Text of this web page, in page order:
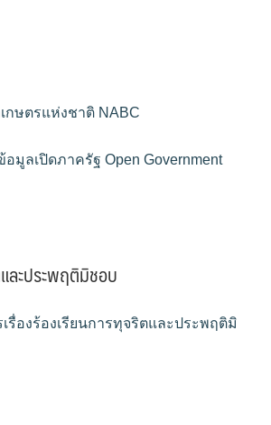
กษตรแห่งชาติ NABC
มูลเปิดภาครัฐ Open Government
ละประพฤติมิชอบ
รื่องร้องเรียนการทุจริตและประพฤติมิ